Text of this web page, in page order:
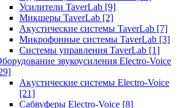
Усилители TaverLab [9]
Микшеры TaverLab [2]
Акустические системы TaverLab [7]
Микрофонные системы TaverLab [3]
Системы управления TaverLab [1]
звукоусиления Electro-Voice
Акустические системы Electro-Voice
[21]
Сабвуферы Electro-Voice [8]